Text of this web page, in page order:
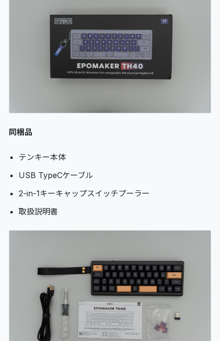
同梱品
テンキー本体
USB TypeCケーブル
2-in-1キーキャップスイッチプーラー
取扱説明書